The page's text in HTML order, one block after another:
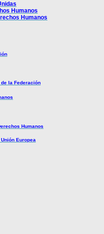
Humanos
Humanos
la Federación
Humanos
Europea